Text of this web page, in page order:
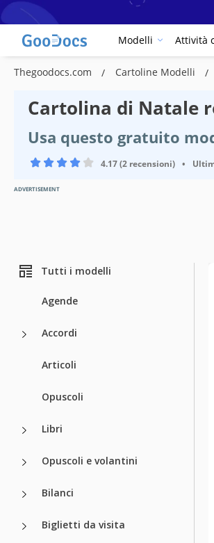
Modelli Attività
Thegoodocs.com Cartoline Modelli
Cartolina di Natale
Usa questo gratuito
4.17 (2 recensioni) •
ADVERTISEMENT
Tutti i modelli
Agende
Accordi
Articoli
Opuscoli
Libri
Opuscoli e volantini
Bilanci
Biglietti da visita